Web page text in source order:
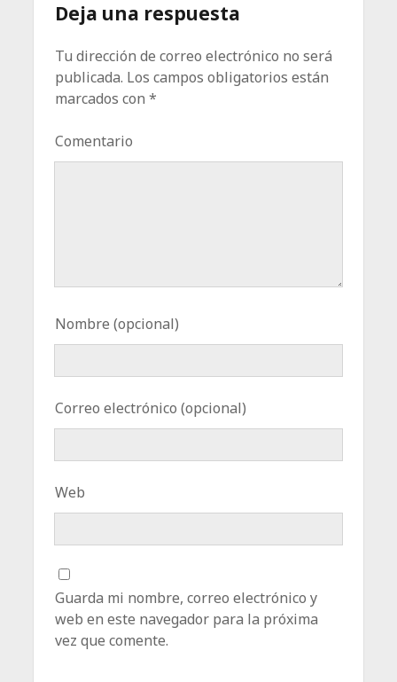
Deja una respuesta
Tu dirección de correo electrónico no será
publicada. Los campos obligatorios están
marcados con*
Comentario
Nombre (opcional)
Correo electrónico (opcional)
Web
Guarda mi nombre, correo electrónico y
web en este navegador para la próxima
vez que comente.